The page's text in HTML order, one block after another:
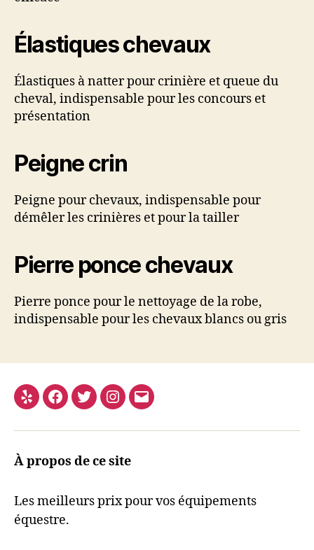
Élastiques chevaux
Élastiques à natter pour crinière et queue du
cheval, indispensable pour les concours et
présentation
Peigne crin
Peigne pour chevaux, indispensable pour
démêler les crinières et pour la tailler
Pierre ponce chevaux
Pierre ponce pour le nettoyage de la robe,
indispensable pour les chevaux blancs ou gris
Yelp Facebook
TwitterInstagram
E-
À propos de ce site
Les meilleurs prix pour vos équipements
équestre.